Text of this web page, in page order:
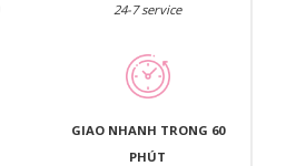
24-7 service
GIAO NHANH TRONG 60
PHÚT